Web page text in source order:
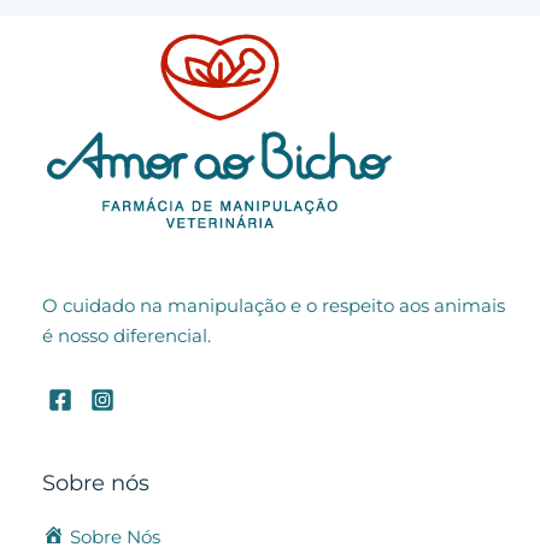
O cuidado na manipulação e o respeito aos animais
é nosso diferencial.
Sobre nós
Sobre Nós